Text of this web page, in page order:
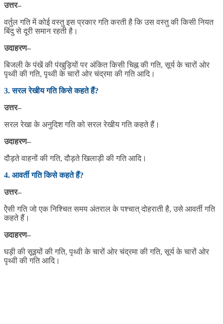
उत्तर–
वर्तुल गति में कोई वस्तु इस प्रकार गति करती है कि उस वस्तु की किसी नियत
बिंदु से दूरी समान रहती है।
उदाहरण–
बिजली के पंखें की पंखुड़ियों पर अंकित किसी चिह्न की गति, सूर्य के चारों ओर
पृथ्वी की गति, पृथ्वी के चारों ओर चंद्रमा की गति आदि।
3. सरल रेखीय गति किसे कहते हैं?
उत्तर–
सरल रेखा के अनुदिश गति को सरल रेखीय गति कहते हैं।
उदाहरण–
दौड़ते वाहनों की गति, दौड़ते खिलाड़ी की गति आदि।
4. आवर्ती गति किसे कहते हैं?
उत्तर–
ऐेसी गति जो एक निश्चित समय अंतराल के पश्चात् दोहराती है, उसे आवर्ती गति
कहते हैं।
उदाहरण–
घड़ी की सूइयों की गति, पृथ्वी के चारों ओर चंद्रमा की गति, सूर्य के चारों ओर
पृथ्वी की गति आदि।